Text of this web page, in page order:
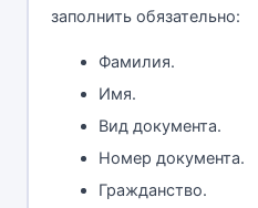
заполнить обязательно:
Фамилия.
Имя.
Вид документа.
Номер документа.
Гражданство.